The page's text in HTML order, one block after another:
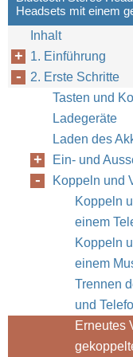
Headsets mit einem
Inhalt
1. Einführung
2. Erste Schritte
Tasten und
Ladegeräte
Laden des
Ein- und
Koppeln und
Koppeln
einem
Koppeln
einem
Trennen
und
Erneutes